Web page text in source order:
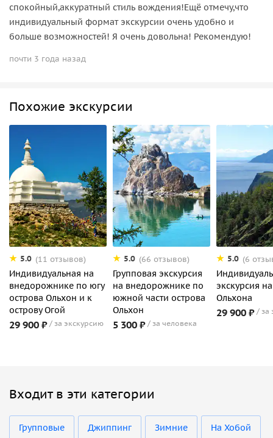
спокойный,аккуратный стиль вождения!Ещё отмечу,что
индивидуальный формат экскурсии очень удобно и
больше возможностей! Я очень довольна! Рекомендую!
почти 3 года назад
Похожие экскурсии
5.0 (11 отзывов)
Индивидуальная на
внедорожнике по югу
острова Ольхон и к
острову Огой
29 900 ₽ за экскурсию
5.0 (66 отзывов)
Групповая экскурсия
на внедорожнике по
южной части острова
Ольхон
5 300 ₽ за человека
5.0 (6
экскурсия
Ольхона
29 900 ₽ за
Входит в эти категории
Групповые Джиппинг Зимние На Хобой